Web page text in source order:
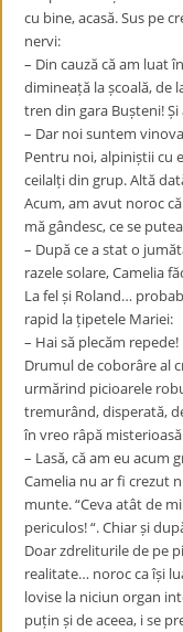
cu bine, acasă. Sus pe
nervi:
– Din cauză că am luat
dimineață la școală, de
tren din gara Bușteni!
– Dar noi suntem
Pentru noi, alpiniștii cu
ceilalți din grup. Altă
Acum, am avut noroc
mă gândesc, ce se
– După ce a stat o
razele solare, Camelia
La fel și Roland…
rapid la țipetele Mariei:
– Hai să plecăm repede!
Drumul de coborâre al
urmărind picioarele
tremurând, disperată,
în vreo râpă
– Lasă, că am eu acum
Camelia nu ar fi crezut
munte. “Ceva atât de
periculos! “. Chiar și
Doar zdreliturile de pe
realitate… noroc ca își
lovise la niciun organ
puțin și de aceea, i se